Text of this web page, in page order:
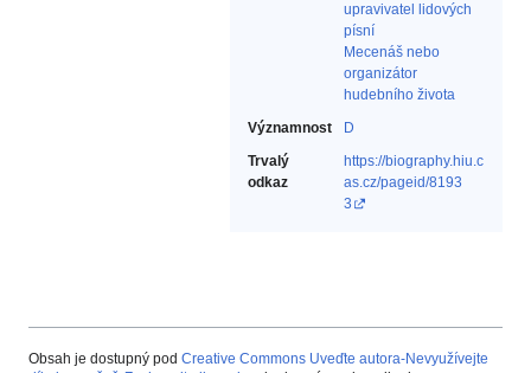
upravivatel lidových
písní‎
Mecenáš nebo
organizátor
hudebního života‎
Významnost
D
Trvalý
odkaz
https://biography.hiu.c
as.cz/pageid/8193
3
Obsah je dostupný pod Creative Commons Uveďte autora-Nevyužívejte